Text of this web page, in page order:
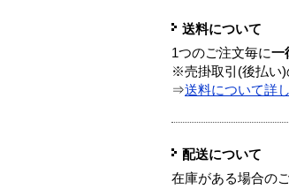
送料について
1つのご注文毎に一
※売掛取引(後払い)
⇒送料について詳
配送について
在庫がある場合の